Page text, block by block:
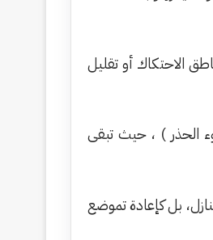
الاحتكاك أو تقليل
الحذر ) ، حيث تبقى
بل كإعادة تموضع